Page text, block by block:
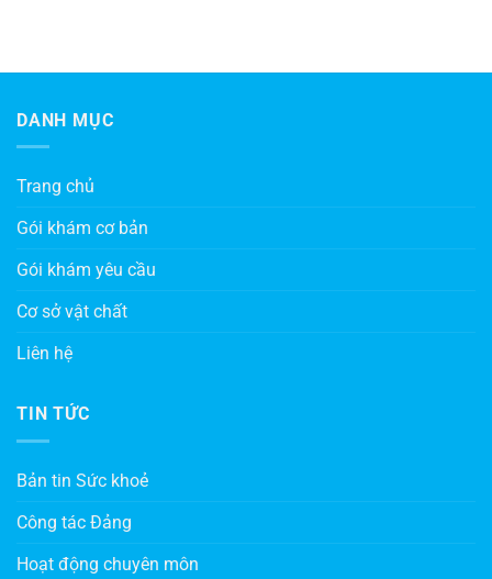
DANH MỤC
Trang chủ
Gói khám cơ bản
Gói khám yêu cầu
Cơ sở vật chất
Liên hệ
TIN TỨC
Bản tin Sức khoẻ
Công tác Đảng
Hoạt động chuyên môn